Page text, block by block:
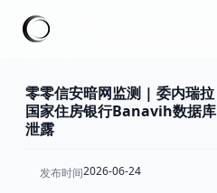
零零信安暗网监测 | 委内瑞拉
国家住房银行Banavih数据库
泄露
发布时间2026-06-24